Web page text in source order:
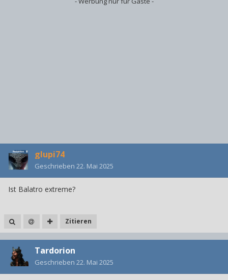
glupi74
Geschrieben 22. Mai 2025
Ist Balatro extreme?
Zitieren
Tardorion
Geschrieben 22. Mai 2025